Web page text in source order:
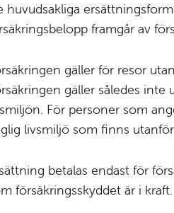
huvudsakliga
framgår av
gäller för resor
gäller således
För personer som
livsmiljö som finns
betalas endast för
försäkringsskyddet är i kraft.